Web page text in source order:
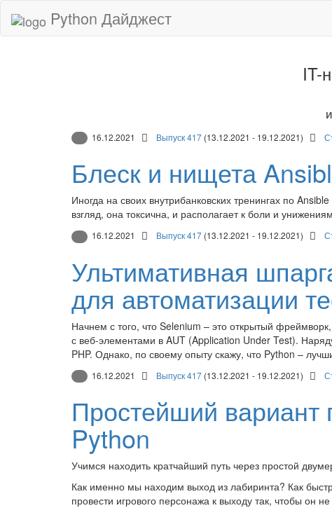
Python Дайджест
IT-
16.12.2021 Выпуск 417 (13.12.2021 - 19.12.2021)
Блеск и нищета
Иногда на своих внутрибанковских тренингах по
взгляд, она токсична, и располагает к боли и
16.12.2021 Выпуск 417 (13.12.2021 - 19.12.2021)
Ультимативная
для автоматизации
Начнем с того, что Selenium – это открытый
с веб-элементами в AUT (Application Under Test).
PHP. Однако, по своему опыту скажу, что Python –
16.12.2021 Выпуск 417 (13.12.2021 - 19.12.2021)
Простейший вариант
Python
Учимся находить кратчайший путь через простой
Как именно мы находим выход из лабиринта? Как
провести игрового персонажа к выходу так, чтобы он